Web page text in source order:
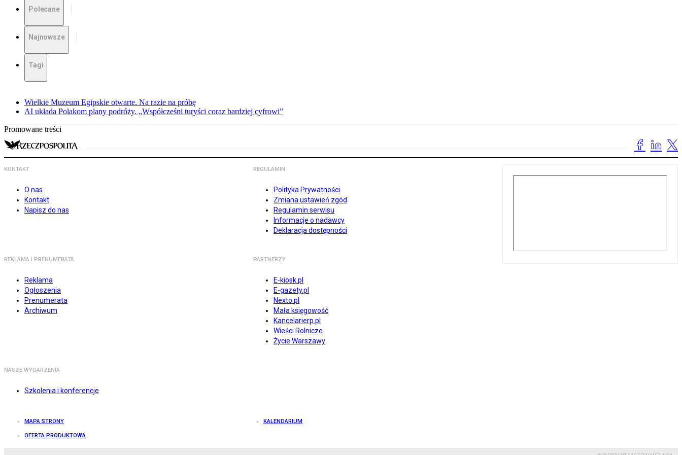
Polecane
Najnowsze
Tagi
Wielkie Muzeum Egipskie otwarte. Na razie na próbę
AI układa Polakom plany podróży. „Współcześni turyści coraz bardziej cyfrowi”
Promowane treści
KONTAKT
O nas
Kontakt
Napisz do nas
REGULAMIN
Polityka Prywatności
Zmiana ustawień zgód
Regulamin serwisu
Informacje o nadawcy
Deklaracja dostępności
REKLAMA I PRENUMERATA
Reklama
Ogłoszenia
Prenumerata
Archiwum
PARTNERZY
E-kiosk.pl
E-gazety.pl
Nexto.pl
Mała księgowość
Kancelarierp.pl
Wieści Rolnicze
Życie Warszawy
NASZE WYDARZENIA
Szkolenia i konferencje
MAPA STRONY KALENDARIUM
OFERTA PRODUKTOWA